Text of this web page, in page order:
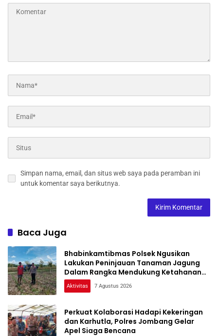
Simpan nama, email, dan situs web saya pada peramban ini
untuk komentar saya berikutnya.
Baca Juga
Bhabinkamtibmas Polsek Ngusikan
Lakukan Peninjauan Tanaman Jagung
Dalam Rangka Mendukung Ketahanan
Pangan
Aktivitas 7 Agustus 2026
Perkuat Kolaborasi Hadapi Kekeringan
dan Karhutla, Polres Jombang Gelar
Apel Siaga Bencana